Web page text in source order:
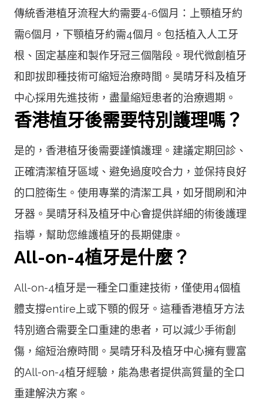
傳統香港植牙流程大約需要4-6個月：上顎植牙約
需6個月，下顎植牙約需4個月。包括植入人工牙
根、固定基座和製作牙冠三個階段。現代微創植牙
和即拔即種技術可縮短治療時間。昊晴牙科及植牙
中心採用先進技術，盡量縮短患者的治療週期。
香港植牙後需要特別護理嗎？
是的，香港植牙後需要謹慎護理。建議定期回診、
正確清潔植牙區域、避免過度咬合力，並保持良好
的口腔衛生。使用專業的清潔工具，如牙間刷和沖
牙器。昊晴牙科及植牙中心會提供詳細的術後護理
指導，幫助您維護植牙的長期健康。
All-on-4植牙是什麼？
All-on-4植牙是一種全口重建技術，僅使用4個植
體支撐entire上或下顎的假牙。這種香港植牙方法
特別適合需要全口重建的患者，可以減少手術創
傷，縮短治療時間。昊晴牙科及植牙中心擁有豐富
的All-on-4植牙經驗，能為患者提供高質量的全口
重建解決方案。